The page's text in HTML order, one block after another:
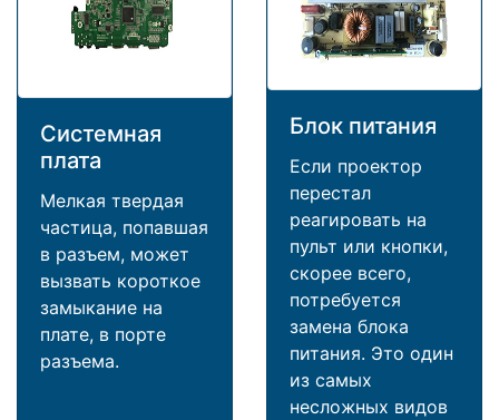
Системная
плата
Мелкая твердая
частица, попавшая
в разъем, может
вызвать короткое
замыкание на
плате, в порте
разъема.
Блок питания
Если проектор
перестал
реагировать на
пульт или кнопки,
скорее всего,
потребуется
замена блока
питания. Это один
из самых
несложных видов